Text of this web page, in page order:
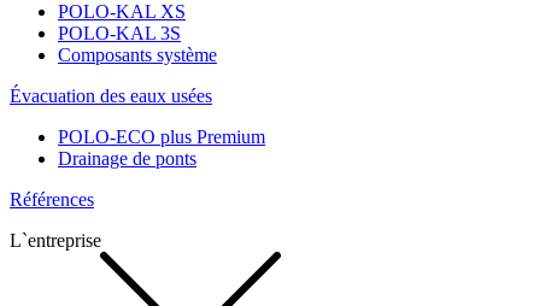
POLO-KAL XS
POLO-KAL 3S
Composants système
Évacuation des eaux usées
POLO-ECO plus Premium
Drainage de ponts
Références
L`entreprise